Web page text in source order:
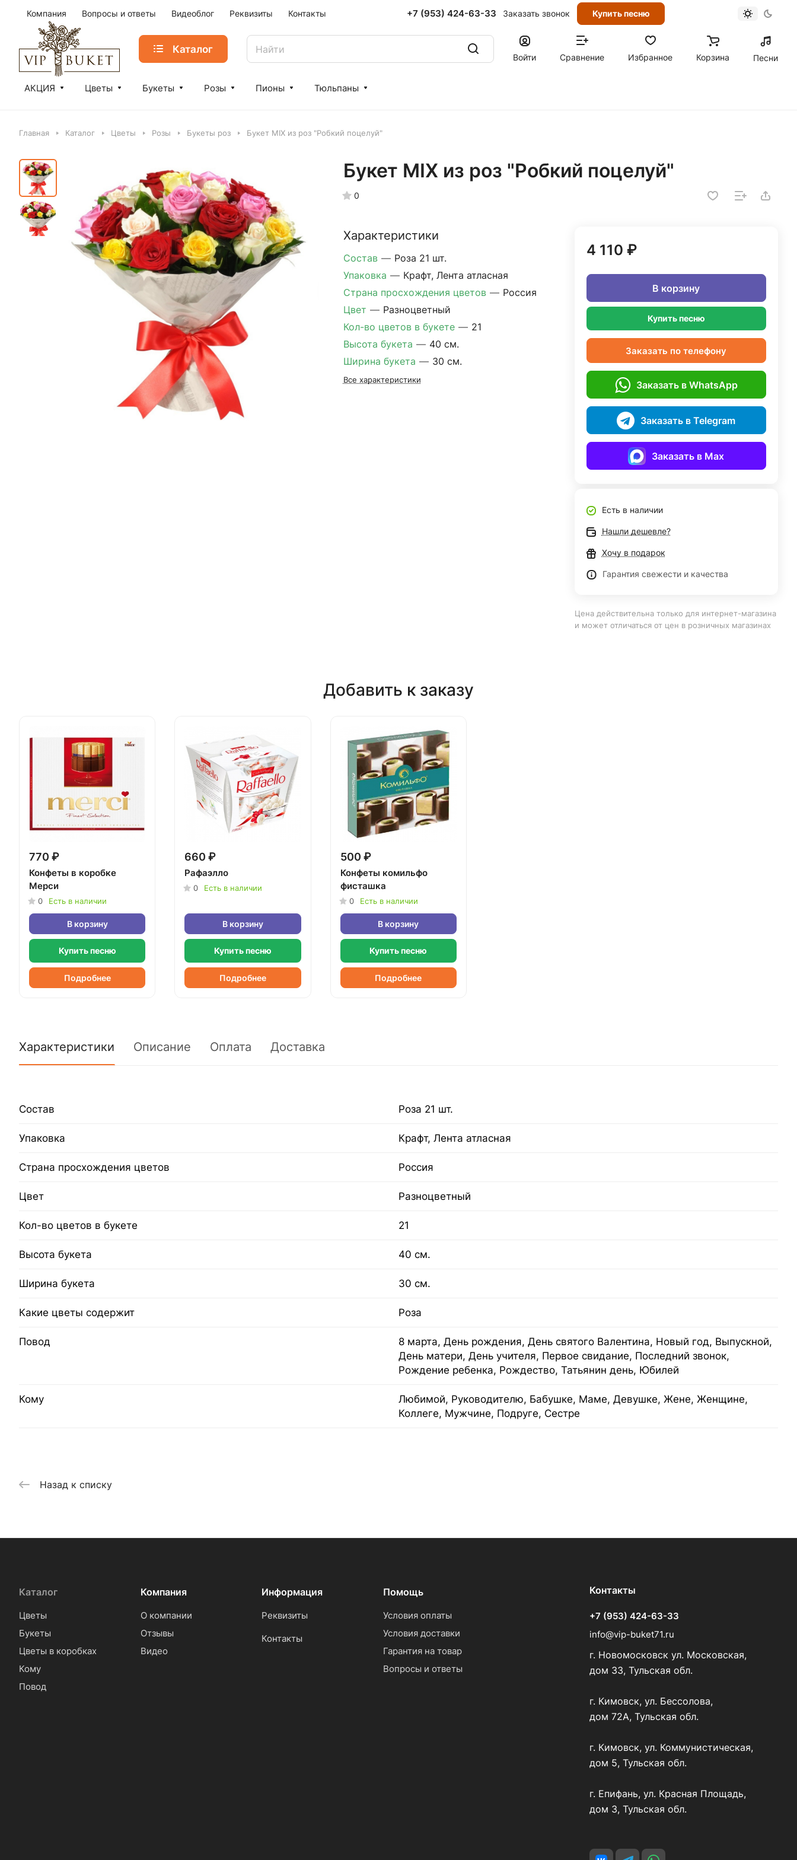
Компания Вопросы и ответы Видеоблог Реквизиты Контакты +7 (953) 424-63-33 Заказать звонок Купить песню
Каталог
Войти Сравнение Избранное Корзина Песни
АКЦИЯ Цветы Букеты Розы Пионы Тюльпаны
Главная Каталог Цветы Розы Букеты роз Букет MIX из роз "Робкий поцелуй"
Букет MIX из роз "Робкий поцелуй"
0
Характеристики
Состав — Роза 21 шт.
Упаковка — Крафт, Лента атласная
Страна просхождения цветов — Россия
Цвет — Разноцветный
Кол-во цветов в букете — 21
Высота букета — 40 см.
Ширина букета — 30 см.
Все характеристики
4 110 ₽
В корзину
Купить песню
Заказать по телефону
Заказать в WhatsApp
Заказать в Telegram
Заказать в Max
Есть в наличии
Нашли дешевле?
Хочу в подарок
Гарантия свежести и качества
Цена действительна только для интернет-магазина
и может отличаться от цен в розничных магазинах
Добавить к заказу
770 ₽
Конфеты в коробке
Мерси
0 Есть в наличии
В корзину
Купить песню
Подробнее
660 ₽
Рафаэлло
0 Есть в наличии
В корзину
Купить песню
Подробнее
500 ₽
Конфеты комильфо
фисташка
0 Есть в наличии
В корзину
Купить песню
Подробнее
Характеристики Описание Оплата Доставка
Состав Роза 21 шт.
Упаковка Крафт, Лента атласная
Страна просхождения цветов Россия
Цвет Разноцветный
Кол-во цветов в букете 21
Высота букета 40 см.
Ширина букета 30 см.
Какие цветы содержит Роза
Повод
8 марта, День рождения, День святого Валентина, Новый год, Выпускной,
День матери, День учителя, Первое свидание, Последний звонок,
Рождение ребенка, Рождество, Татьянин день, Юбилей
Кому
Любимой, Руководителю, Бабушке, Маме, Девушке, Жене, Женщине,
Коллеге, Мужчине, Подруге, Сестре
Назад к списку
Каталог
Цветы
Букеты
Цветы в коробках
Кому
Повод
Компания
О компании
Отзывы
Видео
Информация
Реквизиты
Контакты
Помощь
Условия оплаты
Условия доставки
Гарантия на товар
Вопросы и ответы
Контакты
+7 (953) 424-63-33
info@vip-buket71.ru
г. Новомосковск ул. Московская,
дом 33, Тульская обл.
г. Кимовск, ул. Бессолова,
дом 72А, Тульская обл.
г. Кимовск, ул. Коммунистическая,
дом 5, Тульская обл.
г. Епифань, ул. Красная Площадь,
дом 3, Тульская обл.